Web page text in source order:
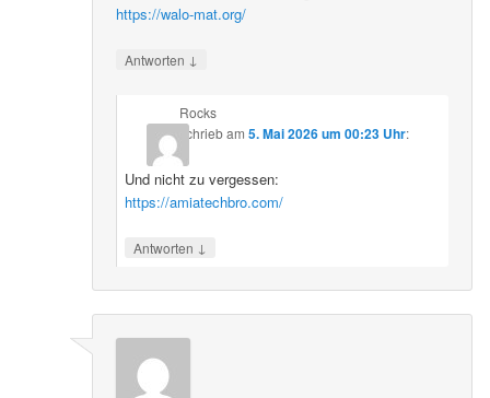
https://walo-mat.org/
Antworten ↓
Rocks
schriebam 5. Mai 2026 um 00:23 Uhr:
Und nicht zu vergessen:
https://amiatechbro.com/
Antworten ↓